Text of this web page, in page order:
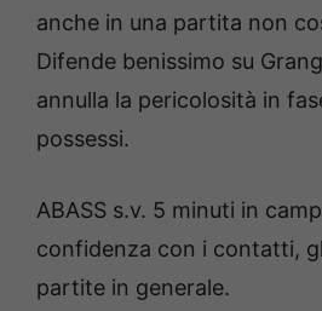
anche in una partita non
Difende benissimo su
annulla la pericolosità in
possessi.
ABASS s.v. 5 minuti in
confidenza con i contatti,
partite in generale.